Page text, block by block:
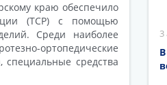
краю обеспечило
(ТСР) с помощью
Среди наиболее
ортопедические
специальные средства
3